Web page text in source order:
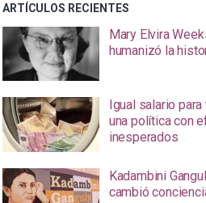
ARTÍCULOS RECIENTES
Mary Elvira
humanizó la
Igual salario
una política con
inesperados
Kadambini
cambió